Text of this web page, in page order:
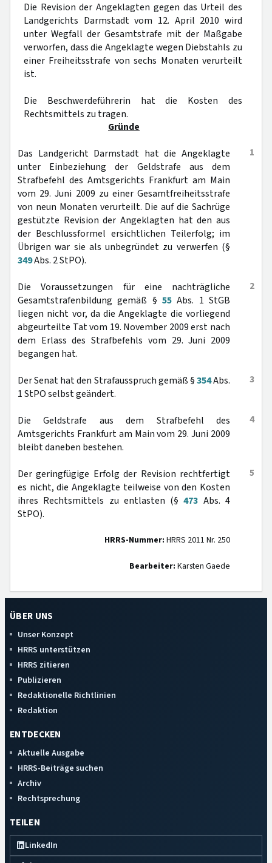
Die Revision der Angeklagten gegen das Urteil des
Landgerichts Darmstadt vom 12. April 2010 wird
unter Wegfall der Gesamtstrafe mit der Maßgabe
verworfen, dass die Angeklagte wegen Diebstahls zu
einer Freiheitsstrafe von sechs Monaten verurteilt
ist.
Die Beschwerdeführerin hat die Kosten des
Rechtsmittels zu tragen.
Gründe
1
Das Landgericht Darmstadt hat die Angeklagte
unter Einbeziehung der Geldstrafe aus dem
Strafbefehl des Amtsgerichts Frankfurt am Main
vom 29. Juni 2009 zu einer Gesamtfreiheitsstrafe
von neun Monaten verurteilt. Die auf die Sachrüge
gestützte Revision der Angeklagten hat den aus
der Beschlussformel ersichtlichen Teilerfolg; im
Übrigen war sie als unbegründet zu verwerfen (§
349Abs. 2 StPO).
2
Die Voraussetzungen für eine nachträgliche
Gesamtstrafenbildung gemäß § 55 Abs. 1 StGB
liegen nicht vor, da die Angeklagte die vorliegend
abgeurteilte Tat vom 19. November 2009 erst nach
dem Erlass des Strafbefehls vom 29. Juni 2009
begangen hat.
3
Der Senat hat den Strafausspruch gemäß §354Abs.
1 StPO selbst geändert.
4
Die Geldstrafe aus dem Strafbefehl des
Amtsgerichts Frankfurt am Main vom 29. Juni 2009
bleibt daneben bestehen.
5
Der geringfügige Erfolg der Revision rechtfertigt
es nicht, die Angeklagte teilweise von den Kosten
ihres Rechtsmittels zu entlasten (§473 Abs. 4
StPO).
HRRS-Nummer: HRRS 2011 Nr. 250
Bearbeiter: Karsten Gaede
ÜBER UNS
Unser Konzept
HRRS unterstützen
HRRS zitieren
Publizieren
Redaktionelle Richtlinien
Redaktion
ENTDECKEN
Aktuelle Ausgabe
HRRS-Beiträge suchen
Archiv
Rechtsprechung
TEILEN
LinkedIn